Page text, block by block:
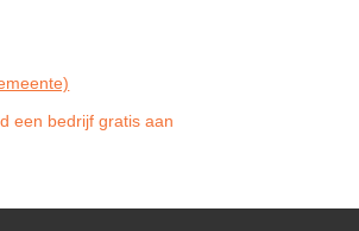
een bedrijf gratis aan